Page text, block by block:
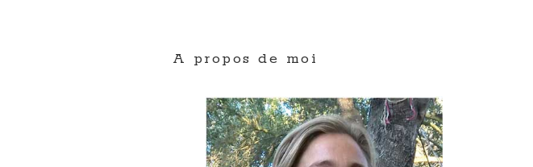
A propos de moi